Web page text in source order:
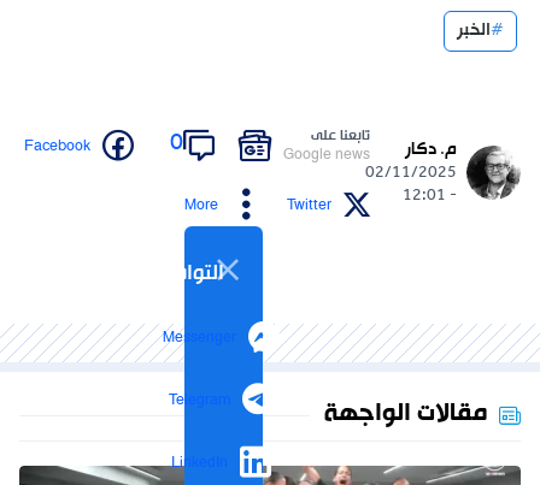
الخبر
م. دكار
02/11/2025
- 12:01
تابعنا على
Google news
0
Facebook
Twitter
More
التواصل الاجتماعي
Messenger
Telegram
LinkedIn
مقالات الواجهة